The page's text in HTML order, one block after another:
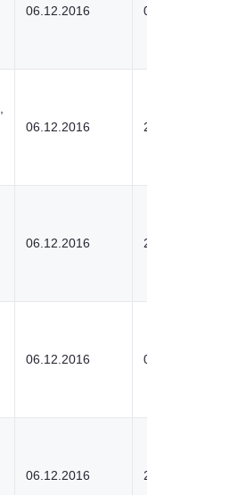
06.12.2016 05.03.2024
06.12.2016 25.07.2022
06.12.2016 29.02.2024
06.12.2016 05.03.2024
06.12.2016 29.02.2024